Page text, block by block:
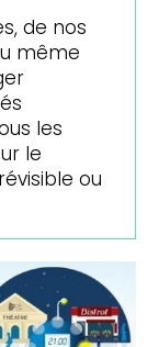
de nos
même
les
le
ou